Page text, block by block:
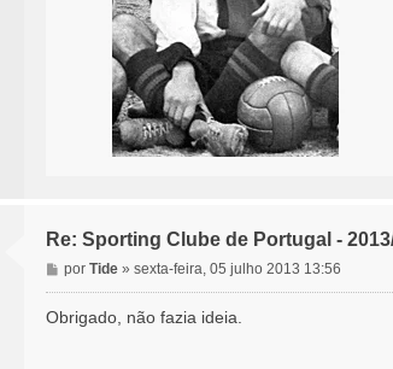
Re: Sporting Clube de Portugal -
M
e
n
porTide »sexta-feira, 05 julho 2013 13:56
Obrigado, não fazia ideia.